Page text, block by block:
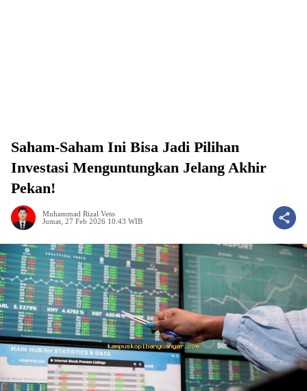
Saham-Saham Ini Bisa Jadi Pilihan
Investasi Menguntungkan Jelang Akhir
Pekan!
Muhammad Rizal Veto
Jumat, 27 Feb 2026 10:43 WIB